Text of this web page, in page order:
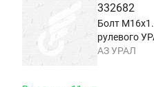
332682
Болт
рулевого
АЗ УРАЛ